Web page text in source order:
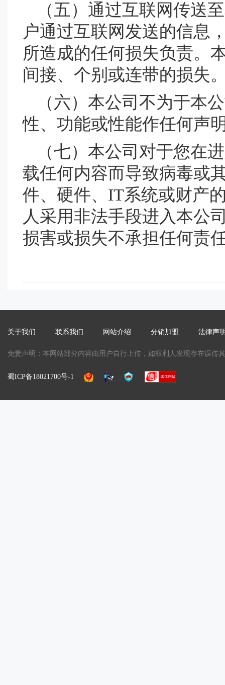
（五）通过互联网传送
户通过互联网发送的信息
所造成的任何损失负责。
间接、个别或连带的损失
（六）本公司不为于本
性、功能或性能作任何声
（七）本公司对于您在
载任何内容而导致病毒或
件、硬件、IT系统或财产
人采用非法手段进入本公
损害或损失不承担任何责
关于我们 联系我们 网站介绍 分销加盟 法律声
免责声明：本网站部分内容由用户自行上传，如权利人发现存在误
蜀ICP备18021700号-1